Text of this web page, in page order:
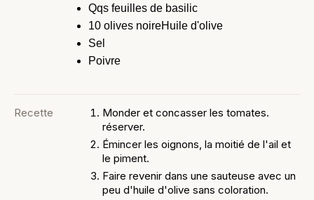
Qqs feuilles de basilic
10 olives noireHuile d'olive
Sel
Poivre
Recette
Monder et concasser les tomates.
réserver.
Émincer les oignons, la moitié de l'ail et
le piment.
Faire revenir dans une sauteuse avec un
peu d'huile d'olive sans coloration.